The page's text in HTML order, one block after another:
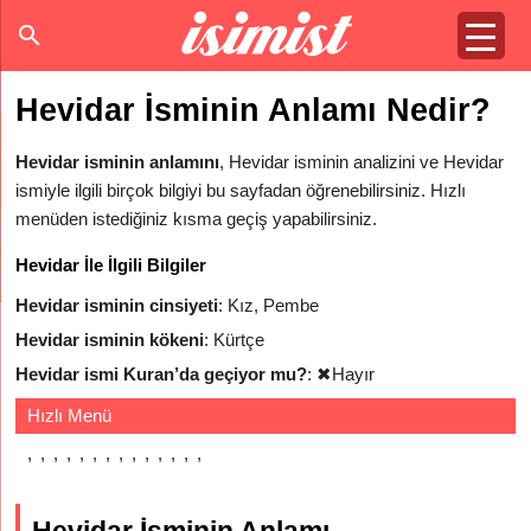
Hevidar İsminin Anlamı Nedir?
Hevidar isminin anlamını, Hevidar isminin analizini ve Hevidar
ismiyle ilgili birçok bilgiyi bu sayfadan öğrenebilirsiniz. Hızlı
menüden istediğiniz kısma geçiş yapabilirsiniz.
Hevidar İle İlgili Bilgiler
Hevidar isminin cinsiyeti: Kız, Pembe
Hevidar isminin kökeni: Kürtçe
Hevidar ismi Kuran’da geçiyor mu?: ✖Hayır
Hızlı Menü